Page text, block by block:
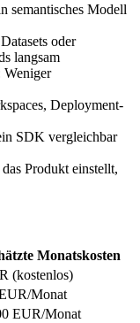
semantisches Modell
oder
langsam
Weniger
Deployment-
SDK vergleichbar
Produkt einstellt,
Monatskosten
(kostenlos)
Monat
EUR/Monat